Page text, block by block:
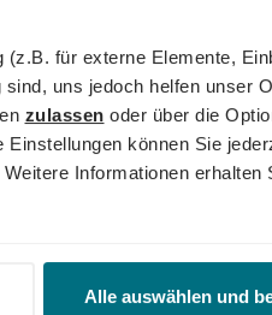
für externe Elemente,
uns jedoch helfen unser
zulassen oder über die
können Sie
Informationen erhalten
Alle auswählen und